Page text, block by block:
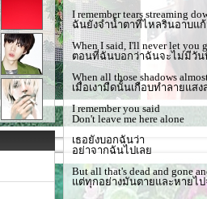
I remember tears streaming
ฉันยังจำน้ำตาที่ไหลรินอาบแ
When I said, I'll never let you
ตอนที่ฉันบอกว่าฉันจะไม่มีวัน
When all those shadows
เมื่อเงามืดนั้นเกือบทำลายแส
I remember you said
Don't leave me here alone
เธอยังบอกฉันว่า
อย่าจากฉันไปเลย
But all that's dead and gone
แต่ทุกอย่างมันตายและหายไ